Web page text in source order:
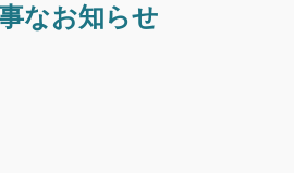
なお知らせ